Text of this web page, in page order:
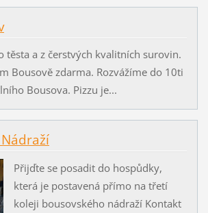
těsta a z čerstvých kvalitních surovin.
Bousově zdarma. Rozvážíme do 10ti
Bousova. Pizzu je...
Přijďte se posadit do hospůdky,
která je postavená přímo na třetí
koleji bousovského nádraží Kontakt